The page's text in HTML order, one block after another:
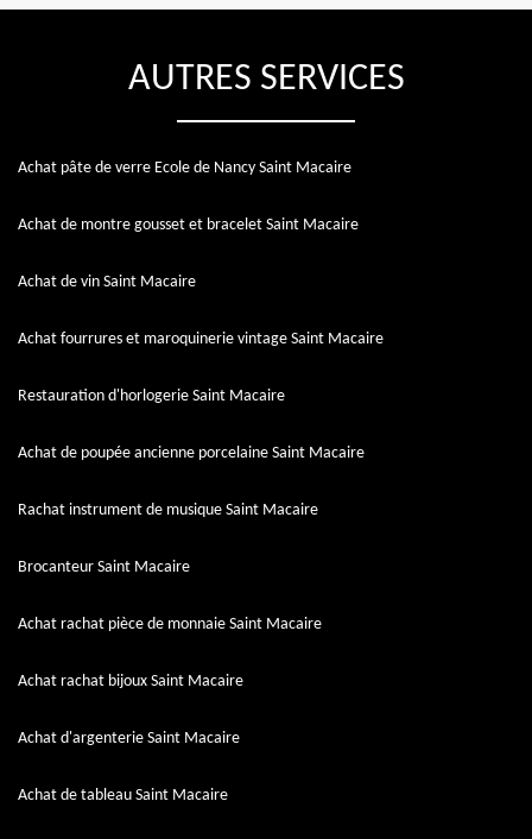
AUTRES SERVICES
Achat pâte de verre Ecole de Nancy Saint Macaire
Achat de montre gousset et bracelet Saint Macaire
Achat de vin Saint Macaire
Achat fourrures et maroquinerie vintage Saint Macaire
Restauration d'horlogerie Saint Macaire
Achat de poupée ancienne porcelaine Saint Macaire
Rachat instrument de musique Saint Macaire
Brocanteur Saint Macaire
Achat rachat pièce de monnaie Saint Macaire
Achat rachat bijoux Saint Macaire
Achat d'argenterie Saint Macaire
Achat de tableau Saint Macaire